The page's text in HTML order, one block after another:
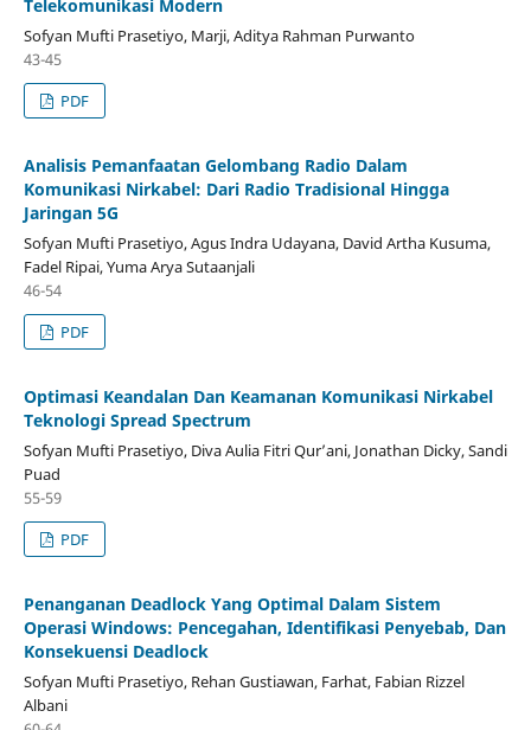
Telekomunikasi Modern
Sofyan Mufti Prasetiyo, Marji, Aditya Rahman Purwanto
43-45
PDF
Analisis Pemanfaatan Gelombang Radio Dalam
Komunikasi Nirkabel: Dari Radio Tradisional Hingga
Jaringan 5G
Sofyan Mufti Prasetiyo, Agus Indra Udayana, David Artha Kusuma,
Fadel Ripai, Yuma Arya Sutaanjali
46-54
PDF
Optimasi Keandalan Dan Keamanan Komunikasi Nirkabel
Teknologi Spread Spectrum
Sofyan Mufti Prasetiyo, Diva Aulia Fitri Qur’ani, Jonathan Dicky, Sandi
Puad
55-59
PDF
Penanganan Deadlock Yang Optimal Dalam Sistem
Operasi Windows: Pencegahan, Identifikasi Penyebab, Dan
Konsekuensi Deadlock
Sofyan Mufti Prasetiyo, Rehan Gustiawan, Farhat, Fabian Rizzel
Albani